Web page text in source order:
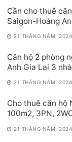
Cần cho thuê
Saigon-Hoàng
21 THÁNG NĂM, 2024
Căn hộ 2 phòng
Anh Gia Lai 3
21 THÁNG NĂM, 2024
Cho thuê căn hộ
100m2, 3PN,
21 THÁNG NĂM, 2024